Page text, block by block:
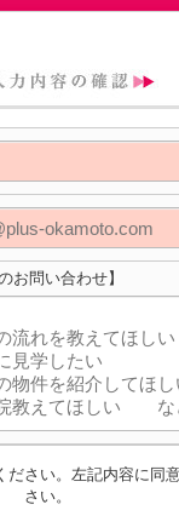
お問い合わせ】
ださい。左記内容に同
さい。